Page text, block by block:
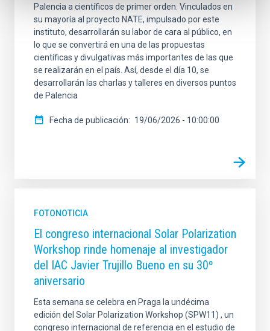
Palencia a científicos de primer orden. Vinculados en
su mayoría al proyecto NATE, impulsado por este
instituto, desarrollarán su labor de cara al público, en
lo que se convertirá en una de las propuestas
científicas y divulgativas más importantes de las que
se realizarán en el país. Así, desde el día 10, se
desarrollarán las charlas y talleres en diversos puntos
de Palencia
Fecha de publicación 19/06/2026 - 10:00:00
FOTONOTICIA
El congreso internacional Solar Polarization
Workshop rinde homenaje al investigador
del IAC Javier Trujillo Bueno en su 30º
aniversario
Esta semana se celebra en Praga la undécima
edición del Solar Polarization Workshop (SPW11) , un
congreso internacional de referencia en el estudio de